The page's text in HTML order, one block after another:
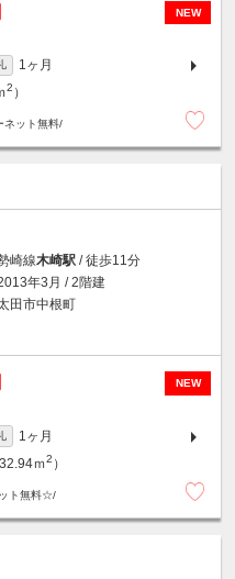
NEW
1ヶ月
2 ）
ット無料/
崎線木崎駅 / 徒歩11分
年3月 / 2階建
田市中根町
NEW
1ヶ月
ｍ2 ）
ト無料☆/